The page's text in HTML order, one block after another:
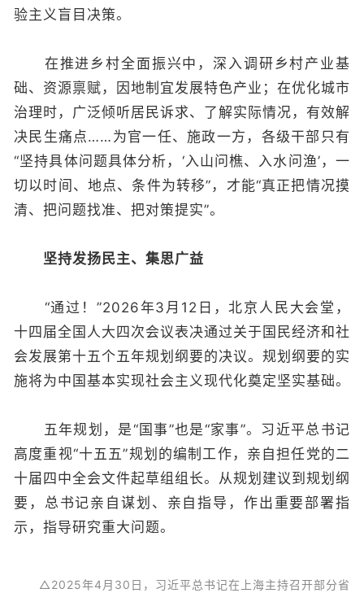
验主义盲目决策。
在推进乡村全面振兴中，深入调研乡村产业基
础、资源禀赋，因地制宜发展特色产业；在优化城市
治理时，广泛倾听居民诉求、了解实际情况，有效解
决民生痛点……为官一任、施政一方，各级干部只有
“坚持具体问题具体分析，‘入山问樵、入水问渔’，一
切以时间、地点、条件为转移”，才能“真正把情况摸
清、把问题找准、把对策提实”。
坚持发扬民主、集思广益
“通过！”2026年3月12日，北京人民大会堂，
十四届全国人大四次会议表决通过关于国民经济和社
会发展第十五个五年规划纲要的决议。规划纲要的实
施将为中国基本实现社会主义现代化奠定坚实基础。
五年规划，是“国事”也是“家事”。习近平总书记
高度重视“十五五”规划的编制工作，亲自担任党的二
十届四中全会文件起草组组长。从规划建议到规划纲
要，总书记亲自谋划、亲自指导，作出重要部署指
示，指导研究重大问题。
△2025年4月30日，习近平总书记在上海主持召开部分省